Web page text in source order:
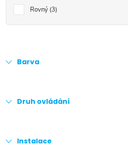
Rovný 3
Barva
Druh ovládání
Instalace